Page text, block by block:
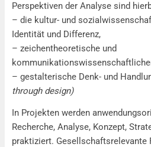
Perspektiven der Analyse sind
– die kultur- und
Identität und Differenz,
– zeichentheoretische und
– gestalterische Denk- und
through design)
In Projekten werden
Recherche, Analyse, Konzept,
praktiziert. Gesellschaftsrelevante